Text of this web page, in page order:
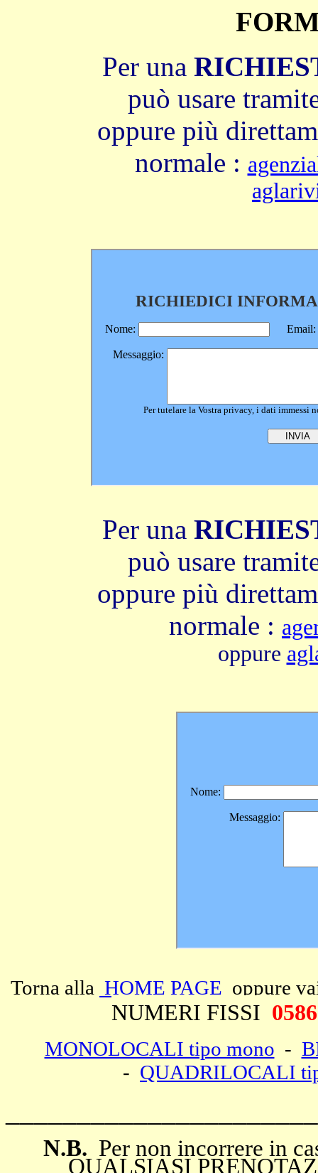
Per una
può usare
oppure più
normale :
Per una
può usare
oppure più
normale :
oppure
Torna alla HOME PAGE oppure
NUMERI FISSI
MONOLOCALI tipo mono -
- QUADRILOCALI
N.B. Per non incorrere in
QUALSIASI